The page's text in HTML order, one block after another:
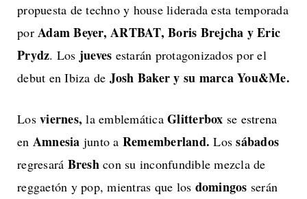
propuesta de techno y house liderada esta temporada
por Adam Beyer, ARTBAT, Boris Brejcha y Eric
Prydz. Los jueves estarán protagonizados por el
debut en Ibiza de Josh Baker y su marca You&Me.
Los viernes, la emblemática Glitterbox se estrena
en Amnesia junto a Rememberland. Lossábados
regresará Breshcon su inconfundible mezcla de
reggaetón y pop, mientras que los domingos serán